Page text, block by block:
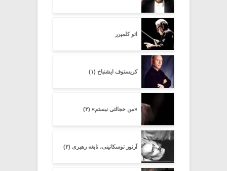
اتو کلمپرر
کریستوف ایشنباخ (۱)
«من خجالتی نیستم» (۳)
آرتور توسکانینی، نابغه رهبری (۳)